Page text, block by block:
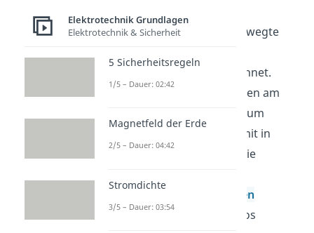
Widerstandauf. Derart bewegte
Strom
bezeichnet.
Schau dir für die Grundlagen am
besten noch unser Video zum
Ohmschen Gesetz
an. Damit in
Verbindung stehen auch die
Spannungund
elektrischen
Leistung. Mit diesen Videos
Elektrotechnik Grundlagen
Elektrotechnik & Sicherheit
5 Sicherheitsregeln
1/5 – Dauer: 02:42
Magnetfeld der Erde
2/5 – Dauer: 04:42
Stromdichte
3/5 – Dauer: 03:54